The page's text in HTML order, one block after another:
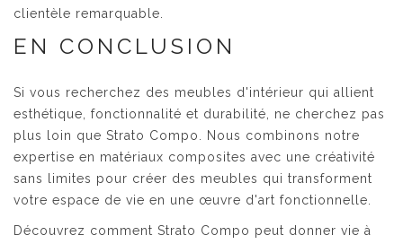
clientèle remarquable.
EN CONCLUSION
Si vous recherchez des meubles d'intérieur qui allient
esthétique, fonctionnalité et durabilité, ne cherchez pas
plus loin que Strato Compo. Nous combinons notre
expertise en matériaux composites avec une créativité
sans limites pour créer des meubles qui transforment
votre espace de vie en une œuvre d'art fonctionnelle.
Découvrez comment Strato Compo peut donner vie à